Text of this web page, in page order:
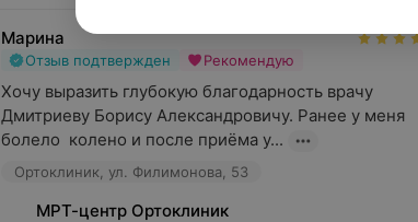
Марина
Отзыв подтвержден Рекомендую
Хочу выразить глубокую благодарность врачу
Дмитриеву Борису Александровичу. Ранее у меня
болело  колено и после приёма у...
Ортоклиник, ул. Филимонова, 53
МРТ-центр Ортоклиник